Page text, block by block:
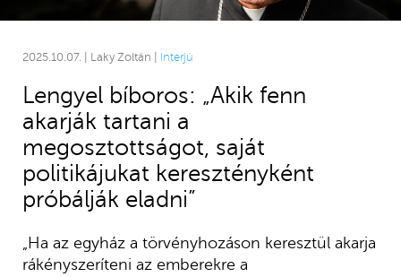
2025.10.07. | Laky Zoltán | Interjú
Lengyel bíboros: „Akik fenn
akarják tartani a
megosztottságot, saját
politikájukat keresztényként
próbálják eladni”
„Ha az egyház a törvényhozáson keresztül akarja
rákényszeríteni az emberekre a